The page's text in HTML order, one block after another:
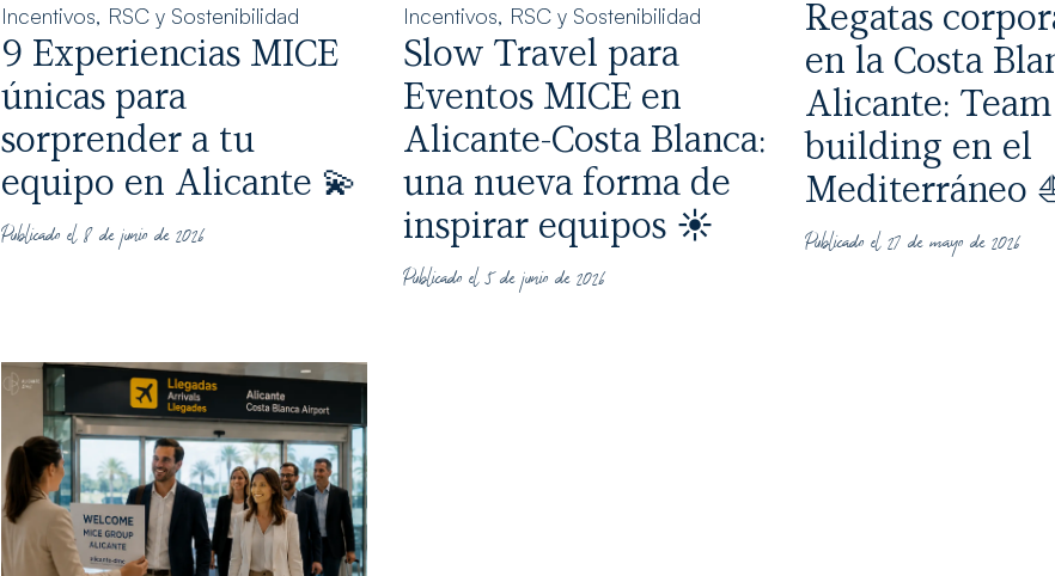
Incentivos, RSC y Sostenibilidad
9 Experiencias MICE
únicas para
sorprender a tu
equipo en Alicante 💫
Publicado el 8 de junio de 2026
Incentivos, RSC y Sostenibilidad
Slow Travel para
Eventos MICE en
Alicante-Costa Blanca:
una nueva forma de
inspirar equipos ☀️
Publicado el 5 de junio de 2026
Regatas
en la Costa
Alicante: Team
building en el
Mediterráneo
Publicado el 27 de mayo de 2026